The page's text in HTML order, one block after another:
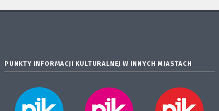
PUNKTY INFORMACJI KULTURALNEJ W INNYCH MIASTACH